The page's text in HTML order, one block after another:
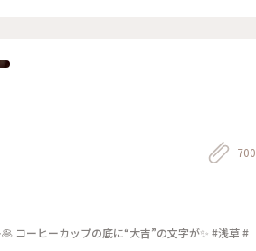
700
コーヒーカップの底に“大吉”の文字が✨ #浅草 #